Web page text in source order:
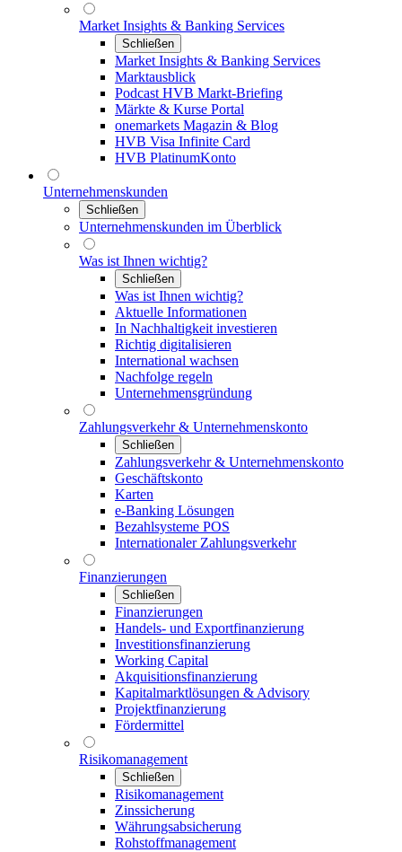
Market Insights & Banking Services
Schließen
Market Insights & Banking Services
Marktausblick
Podcast HVB Markt-Briefing
Märkte & Kurse Portal
onemarkets Magazin & Blog
HVB Visa Infinite Card
HVB PlatinumKonto
Unternehmenskunden
Schließen
Unternehmenskunden im Überblick
Was ist Ihnen wichtig?
Schließen
Was ist Ihnen wichtig?
Aktuelle Informationen
In Nachhaltigkeit investieren
Richtig digitalisieren
International wachsen
Nachfolge regeln
Unternehmensgründung
Zahlungsverkehr & Unternehmenskonto
Schließen
Zahlungsverkehr & Unternehmenskonto
Geschäftskonto
Karten
e-Banking Lösungen
Bezahlsysteme POS
Internationaler Zahlungsverkehr
Finanzierungen
Schließen
Finanzierungen
Handels- und Exportfinanzierung
Investitionsfinanzierung
Working Capital
Akquisitionsfinanzierung
Kapitalmarktlösungen & Advisory
Projektfinanzierung
Fördermittel
Risikomanagement
Schließen
Risikomanagement
Zinssicherung
Währungsabsicherung
Rohstoffmanagement